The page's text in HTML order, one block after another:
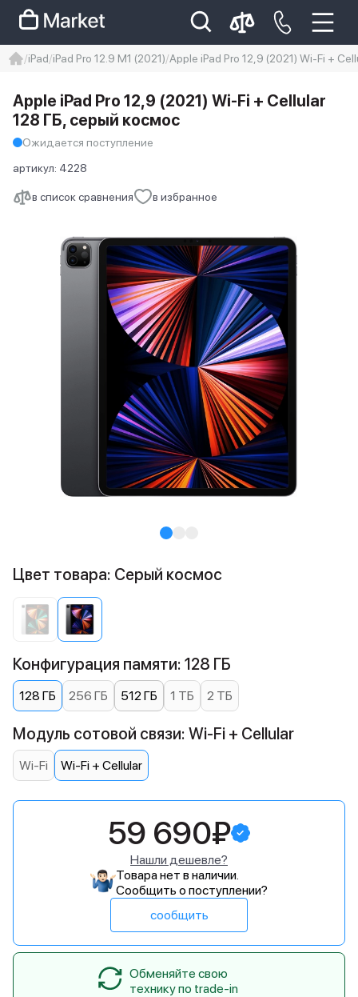
Iphone 14 pro max
айфон 14
iPad iPad Pro 12.9 M1 (2021) Apple iPad Pro 12,9 (2021) Wi-Fi +
в список сравнения в избранное
Apple iPad Pro 12,9 (2021) Wi-Fi + Cellular
128 ГБ, серый космос
Ожидается поступление
артикул: 4228
Цвет товара: Серый космос
Конфигурация памяти: 128 ГБ
128 ГБ 256 ГБ 512 ГБ 1 ТБ 2 ТБ
Модуль сотовой связи: Wi-Fi + Cellular
Wi-Fi Wi-Fi + Cellular
59 690₽
Нашли дешевле?
Товара нет в наличии.
Сообщить о поступлении?
сообщить
Обменяйте свою
технику по trade-in